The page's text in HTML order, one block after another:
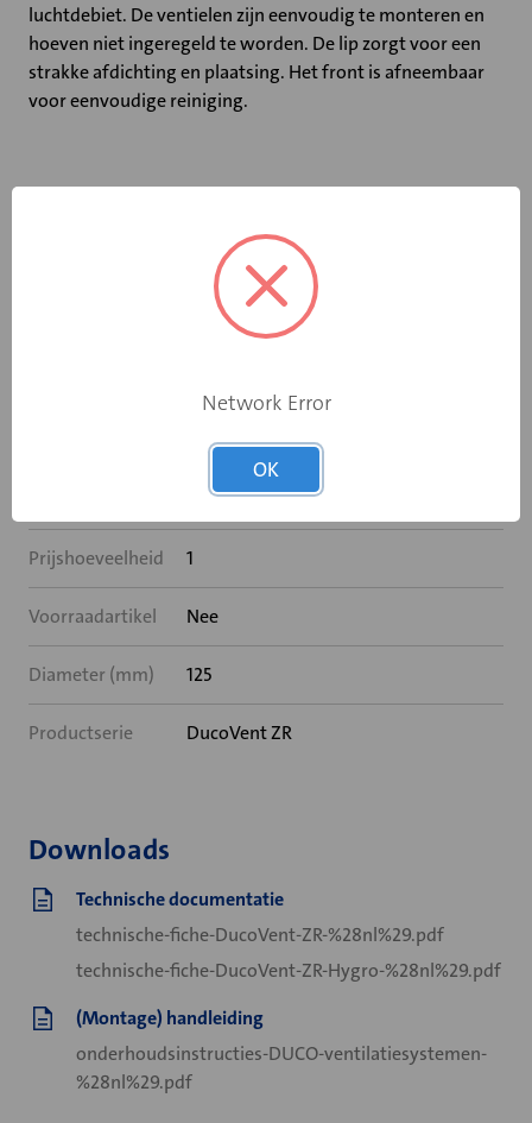
luchtdebiet. De ventielen zijn eenvoudig te monteren en
hoeven niet ingeregeld te worden. De lip zorgt voor een
strakke afdichting en plaatsing. Het front is afneembaar
voor eenvoudige reiniging.
Nee
Nee
5425037155663
Prijshoeveelheid 1
Voorraadartikel Nee
Diameter (mm) 125
Productserie DucoVent ZR
Downloads
Technische documentatie
technische-fiche-DucoVent-ZR-%28nl%29.pdf
technische-fiche-DucoVent-ZR-Hygro-%28nl%29.pdf
(Montage) handleiding
onderhoudsinstructies-DUCO-ventilatiesystemen-
%28nl%29.pdf
Network Error
OK